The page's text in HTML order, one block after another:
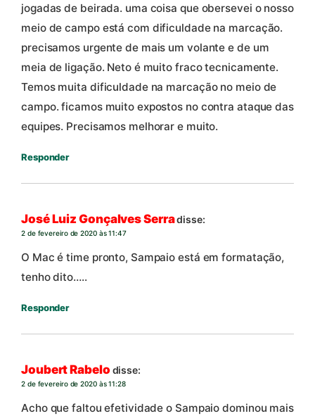
jogadas de beirada. uma coisa que obersevei o nosso
meio de campo está com dificuldade na marcação.
precisamos urgente de mais um volante e de um
meia de ligação. Neto é muito fraco tecnicamente.
Temos muita dificuldade na marcação no meio de
campo. ficamos muito expostos no contra ataque das
equipes. Precisamos melhorar e muito.
Responder
José Luiz Gonçalves Serradisse:
2 de fevereiro de 2020 às 11:47
O Mac é time pronto, Sampaio está em formatação,
tenho dito…..
Responder
Joubert Rabelo disse:
2 de fevereiro de 2020 às 11:28
Acho que faltou efetividade o Sampaio dominou mais